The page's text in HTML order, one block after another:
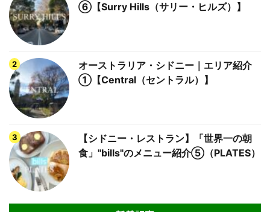
⑥【Surry Hills（サリー・ヒルズ）】
オーストラリア・シドニー｜エリア紹介
①【Central（セントラル）】
【シドニー・レストラン】「世界一の朝
食」"bills"のメニュー紹介⑤（PLATES）